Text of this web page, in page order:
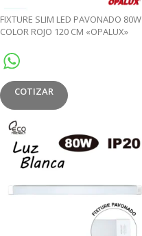
FIXTURE SLIM LED PAVONADO 80W
COLOR ROJO 120 CM «OPALUX»
COTIZAR